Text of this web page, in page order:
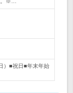
）■祝日■年末年始